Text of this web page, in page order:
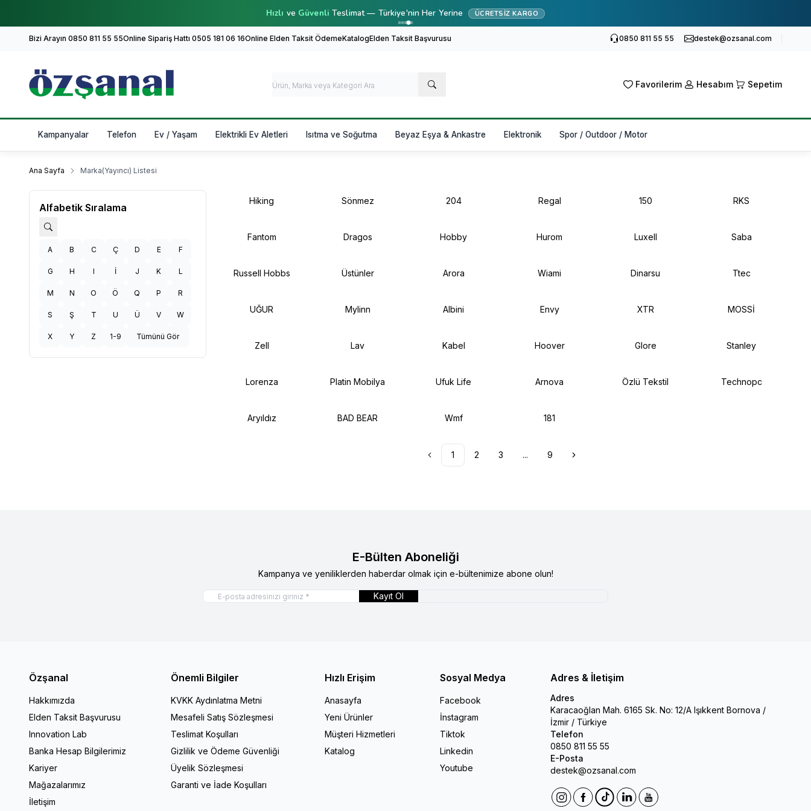
Hızlı ve Güvenli Teslimat — Türkiye'nin Her Yerine ÜCRETSIZ KARGO
Bizi Arayın 0850 811 55 55Online Sipariş Hattı 0505 181 06 16Online Elden Taksit ÖdemeKatalogElden Taksit Başvurusu 0850 811 55 55 destek@ozsanal.com
Favorilerim Hesabım Sepetim
Kampanyalar Telefon Ev / Yaşam Elektrikli Ev Aletleri Isıtma ve Soğutma Beyaz Eşya & Ankastre Elektronik Spor / Outdoor / Motor
Ana Sayfa Marka(Yayıncı) Listesi
Alfabetik Sıralama
A B C Ç D E F
G H I İ J K L
M N O Ö Q P R
S Ş T U Ü V W
X Y Z 1-9 Tümünü Gör
Hiking Sönmez 204 Regal 150 RKS
Fantom Dragos Hobby Hurom Luxell Saba
Russell Hobbs Üstünler Arora Wiami Dinarsu Ttec
UĞUR Mylinn Albini Envy XTR MOSSİ
Zell Lav Kabel Hoover Glore Stanley
Lorenza Platin Mobilya Ufuk Life Arnova Özlü Tekstil Technopc
Aryıldız BAD BEAR Wmf 181
1 2 3 ... 9
E-Bülten Aboneliği
Kampanya ve yeniliklerden haberdar olmak için e-bültenimize abone olun!
Kayıt Ol
Özşanal
Hakkımızda
Elden Taksit Başvurusu
Innovation Lab
Banka Hesap Bilgilerimiz
Kariyer
Mağazalarımız
İletişim
Önemli Bilgiler
KVKK Aydınlatma Metni
Mesafeli Satış Sözleşmesi
Teslimat Koşulları
Gizlilik ve Ödeme Güvenliği
Üyelik Sözleşmesi
Garanti ve İade Koşulları
Hızlı Erişim
Anasayfa
Yeni Ürünler
Müşteri Hizmetleri
Katalog
Sosyal Medya
Facebook
İnstagram
Tiktok
Linkedin
Youtube
Adres & İletişim
Adres
Karacaoğlan Mah. 6165 Sk. No: 12/A Işıkkent Bornova /
İzmir / Türkiye
Telefon
0850 811 55 55
E-Posta
destek@ozsanal.com
InstagramFacebook
TiktokLinkedinYoutube